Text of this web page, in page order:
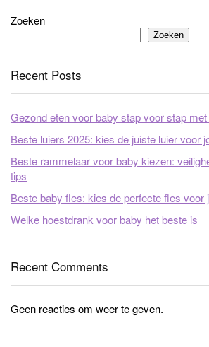
Zoeken
Zoeken
Recent Posts
Gezond eten voor baby stap voor stap
Beste luiers 2025: kies de juiste luier voor
Beste rammelaar voor baby kiezen:
tips
Beste baby fles: kies de perfecte fles voor
Welke hoestdrank voor baby het beste is
Recent Comments
Geen reacties om weer te geven.